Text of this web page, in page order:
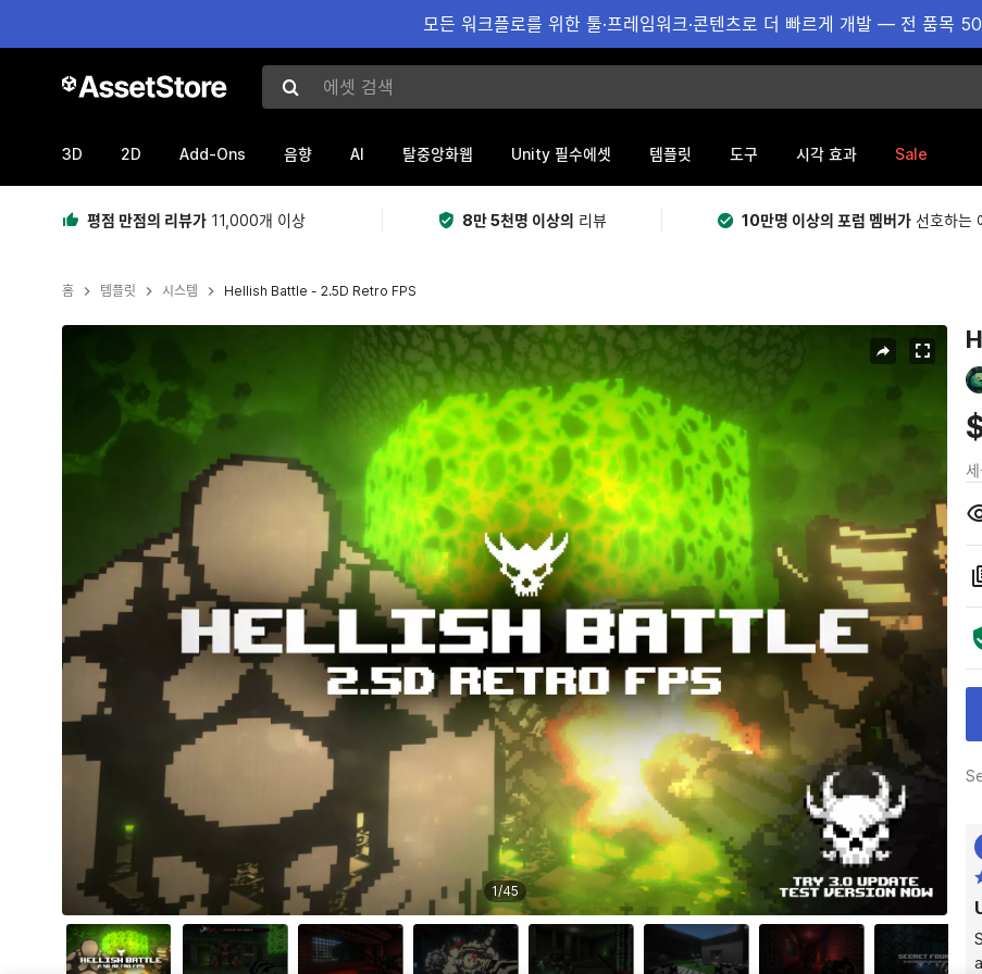
모든 워크플로를 위한 툴·프레임워크·콘텐츠로 더 빠르게 개발 — 전 품목
에셋 검색
3D 2D Add-Ons 음향 AI 탈중앙화웹 Unity 필수에셋 템플릿 도구 시각 효과 Sale
평점 만점의 리뷰가 11,000개 이상 8만 5천명 이상의 리뷰 10만명 이상의 포럼 멤버가 선호하는
홈 템플릿 시스템 Hellish Battle - 2.5D Retro FPS
1/45